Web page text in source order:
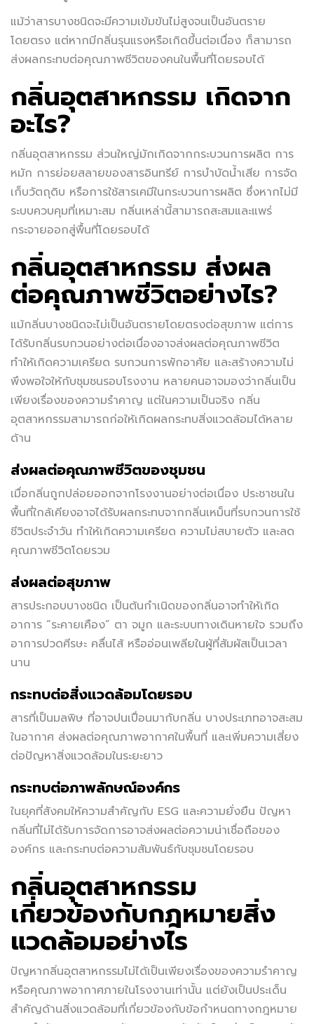
แม้ว่าสารบางชนิดจะมีความเข้มข้นไม่สูงจนเป็นอันตราย
โดยตรง แต่หากมีกลิ่นรุนแรงหรือเกิดขึ้นต่อเนื่อง ก็สามารถ
ส่งผลกระทบต่อคุณภาพชีวิตของคนในพื้นที่โดยรอบได้
กลิ่นอุตสาหกรรม เกิดจาก
อะไร?
กลิ่นอุตสาหกรรม ส่วนใหญ่มักเกิดจากกระบวนการผลิต การ
หมัก การย่อยสลายของสารอินทรีย์ การบำบัดน้ำเสีย การจัด
เก็บวัตถุดิบ หรือการใช้สารเคมีในกระบวนการผลิต ซึ่งหากไม่มี
ระบบควบคุมที่เหมาะสม กลิ่นเหล่านี้สามารถสะสมและแพร่
กระจายออกสู่พื้นที่โดยรอบได้
กลิ่นอุตสาหกรรม ส่งผล
ต่อคุณภาพชีวิตอย่างไร?
แม้กลิ่นบางชนิดจะไม่เป็นอันตรายโดยตรงต่อสุขภาพ แต่การ
ได้รับกลิ่นรบกวนอย่างต่อเนื่องอาจส่งผลต่อคุณภาพชีวิต
ทำให้เกิดความเครียด รบกวนการพักอาศัย และสร้างความไม่
พึงพอใจให้กับชุมชนรอบโรงงาน หลายคนอาจมองว่ากลิ่นเป็น
เพียงเรื่องของความรำคาญ แต่ในความเป็นจริง กลิ่น
อุตสาหกรรมสามารถก่อให้เกิดผลกระทบสิ่งแวดล้อมได้หลาย
ด้าน
ส่งผลต่อคุณภาพชีวิตของชุมชน
เมื่อกลิ่นถูกปล่อยออกจากโรงงานอย่างต่อเนื่อง ประชาชนใน
พื้นที่ใกล้เคียงอาจได้รับผลกระทบจากกลิ่นเหม็นที่รบกวนการใช้
ชีวิตประจำวัน ทำให้เกิดความเครียด ความไม่สบายตัว และลด
คุณภาพชีวิตโดยรวม
ส่งผลต่อสุขภาพ
สารประกอบบางชนิด เป็นต้นกำเนิดของกลิ่นอาจทำให้เกิด
อาการ “ระคายเคือง” ตา จมูก และระบบทางเดินหายใจ รวมถึง
อาการปวดศีรษะ คลื่นไส้ หรืออ่อนเพลียในผู้ที่สัมผัสเป็นเวลา
นาน
กระทบต่อสิ่งแวดล้อมโดยรอบ
สารที่เป็นมลพิษ ที่อาจปนเปื่อนมากับกลิ่น บางประเภทอาจสะสม
ในอากาศ ส่งผลต่อคุณภาพอากาศในพื้นที่ และเพิ่มความเสี่ยง
ต่อปัญหาสิ่งแวดล้อมในระยะยาว
กระทบต่อภาพลักษณ์องค์กร
ในยุคที่สังคมให้ความสำคัญกับ ESG และความยั่งยืน ปัญหา
กลิ่นที่ไม่ได้รับการจัดการอาจส่งผลต่อความน่าเชื่อถือของ
องค์กร และกระทบต่อความสัมพันธ์กับชุมชนโดยรอบ
กลิ่นอุตสาหกรรม
เกี่ยวข้องกับกฎหมายสิ่ง
แวดล้อมอย่างไร
ปัญหากลิ่นอุตสาหกรรมไม่ได้เป็นเพียงเรื่องของความรำคาญ
หรือคุณภาพอากาศภายในโรงงานเท่านั้น แต่ยังเป็นประเด็น
สำคัญด้านสิ่งแวดล้อมที่เกี่ยวข้องกับข้อกำหนดทางกฎหมาย